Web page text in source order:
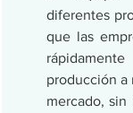
diferentes
que las
producción a
mercado, sin